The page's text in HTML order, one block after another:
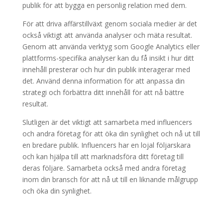
publik för att bygga en personlig relation med dem.
För att driva affärstillväxt genom sociala medier är det
också viktigt att använda analyser och mäta resultat.
Genom att använda verktyg som Google Analytics eller
plattforms-specifika analyser kan du få insikt i hur ditt
innehåll presterar och hur din publik interagerar med
det. Använd denna information för att anpassa din
strategi och förbättra ditt innehåll för att nå bättre
resultat.
Slutligen är det viktigt att samarbeta med influencers
och andra företag för att öka din synlighet och nå ut till
en bredare publik. Influencers har en lojal följarskara
och kan hjälpa till att marknadsföra ditt företag till
deras följare. Samarbeta också med andra företag
inom din bransch för att nå ut till en liknande målgrupp
och öka din synlighet.